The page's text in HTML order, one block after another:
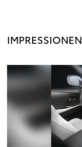
IMPRESSIONEN